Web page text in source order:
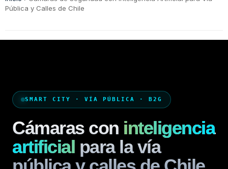
Pública y Calles de Chile
SMART CITY · VÍA PÚBLICA · B2G
Cámaras con inteligencia
artificial para la vía